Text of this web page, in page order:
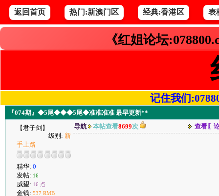
返回首页 热门:新澳门区 经典:香港区 表
《红姐论坛
记住我们
『074期』◆5尾◆◆◆5尾◆准准准准 最早更新**
【君子剑】
级别: 新
手上路
精华: 0
发帖: 16
威望: 16 点
金钱: 537 RMB
导航 本帖查看8699次 查看〖